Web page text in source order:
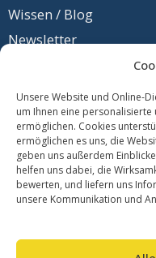
Unsere Website und Online-
um Ihnen eine
ermöglichen. Cookies
ermöglichen es uns, die
geben uns außerdem
helfen uns dabei, die
bewerten, und liefern uns
unsere Kommunikation und
Wissen / Blog
Newsletter
Kontakt
Datenschutz
Impressum
© Gesundheit Bewegt